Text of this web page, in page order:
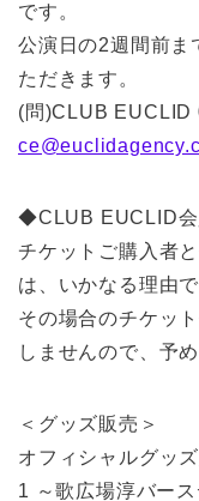
です。
公演日の2週間前ま
ただきます。
(問)CLUB
◆CLUB EUCLID会
チケットご購入者
は、いかなる理由
その場合のチケッ
しませんので、予
＜グッズ販売＞
オフィシャルグッ
1 ～歌広場淳バー